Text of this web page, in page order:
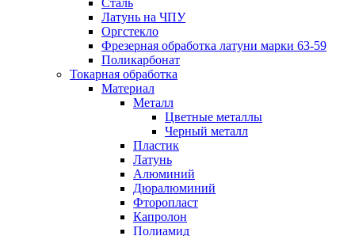
Сталь
Латунь на ЧПУ
Оргстекло
Фрезерная обработка латуни марки 63-59
Поликарбонат
Токарная обработка
Материал
Металл
Цветные металлы
Черный металл
Пластик
Латунь
Алюминий
Дюралюминий
Фторопласт
Капролон
Полиамид